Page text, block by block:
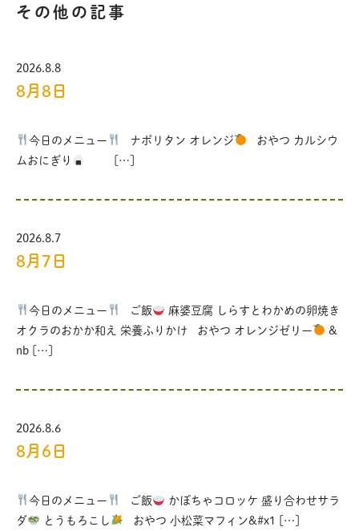
その他の記事
2026.8.8
8月8日
今日のメニュー ナポリタン オレンジ
おやつ カルシウ
ムおにぎり
[…]
2026.8.7
8月7日
今日のメニュー ご飯
麻婆豆腐 しらすとわかめの卵焼き
オクラのおかか和え 栄養ふりかけ おやつ オレンジゼリー
&
nb […]
2026.8.6
8月6日
今日のメニュー ご飯
かぼちゃコロッケ 盛り合わせサラ
ダ
とうもろこし おやつ 小松菜マフィン&#x1 […]